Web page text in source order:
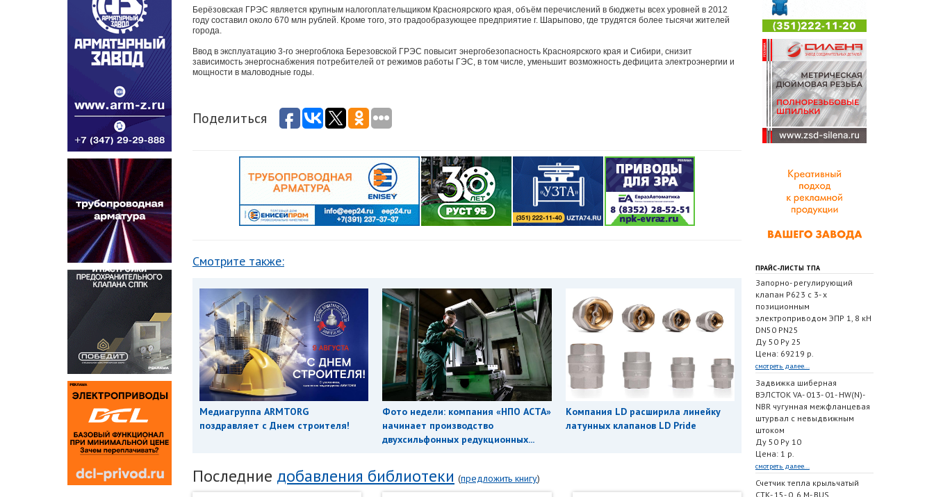
Берёзовская ГРЭС является крупным налогоплательщиком Красноярского края, объём перечислений в бюджеты всех уровней в 2012
году составил около 670 млн рублей. Кроме того, это градообразующее предприятие г. Шарыпово, где трудятся более тысячи жителей
города.
Ввод в эксплуатацию 3-го энергоблока Березовской ГРЭС повысит энергобезопасность Красноярского края и Сибири, снизит
зависимость энергоснабжения потребителей от режимов работы ГЭС, в том числе, уменьшит возможность дефицита электроэнергии и
мощности в маловодные годы.
Поделиться
Смотрите также:
Медиагруппа ARMTORG
поздравляет с Днем строителя!
Фото недели: компания «НПО АСТА»
начинает производство
двухсильфонных редукционных...
Компания LD расширила линейку
латунных клапанов LD Pride
Последние добавления библиотеки (предложить книгу)
ПРАЙС-ЛИСТЫ ТПА
Запорно- регулирующий
клапан Р623 с 3- х
позиционным
электроприводом ЭПР 1, 8 кН
DN50 PN25
Ду 50 Ру 25
Цена: 69219 р.
смотреть далее...
Задвижка шиберная
ВЭЛСТОК VA- 013- 01- HW(N)-
NBR чугунная межфланцевая
штурвал с невыдвижным
штоком
Ду 50 Ру 10
Цена: 1 р.
смотреть далее...
Счетчик тепла крыльчатый
СТК- 15- 0, 6 M- BUS